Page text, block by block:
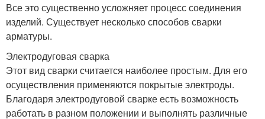
Все это существенно усложняет процесс соединения
изделий. Существует несколько способов сварки
арматуры.
Электродуговая сварка
Этот вид сварки считается наиболее простым. Для его
осуществления применяются покрытые электроды.
Благодаря электродуговой сварке есть возможность
работать в разном положении и выполнять различные